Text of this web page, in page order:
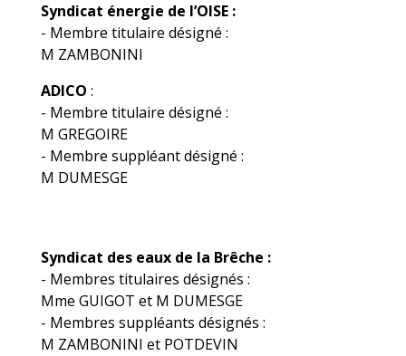
Syndicat énergie de l’OISE :
- Membre titulaire désigné :
M ZAMBONINI
ADICO :
- Membre titulaire désigné :
M GREGOIRE
- Membre suppléant désigné :
M DUMESGE
Syndicat des eaux de la Brêche :
- Membres titulaires désignés :
Mme GUIGOT et M DUMESGE
- Membres suppléants désignés :
M ZAMBONINI et POTDEVIN